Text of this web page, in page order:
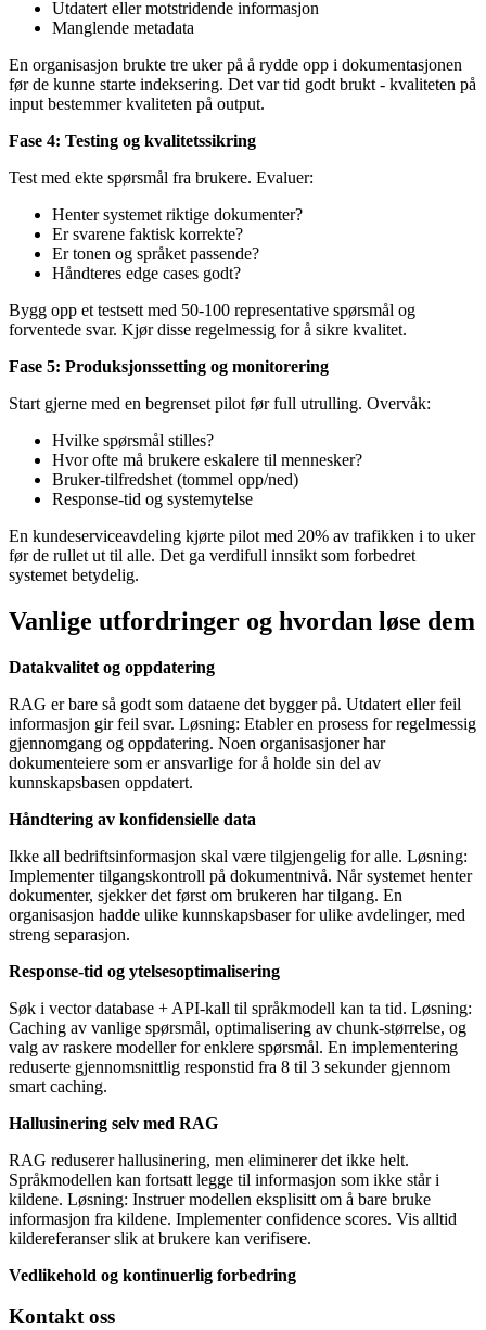
Utdatert eller motstridende informasjon
Manglende metadata
En organisasjon brukte tre uker på å rydde opp i dokumentasjonen
før de kunne starte indeksering. Det var tid godt brukt - kvaliteten på
input bestemmer kvaliteten på output.
Fase 4: Testing og kvalitetssikring
Test med ekte spørsmål fra brukere. Evaluer:
Henter systemet riktige dokumenter?
Er svarene faktisk korrekte?
Er tonen og språket passende?
Håndteres edge cases godt?
Bygg opp et testsett med 50-100 representative spørsmål og
forventede svar. Kjør disse regelmessig for å sikre kvalitet.
Fase 5: Produksjonssetting og monitorering
Start gjerne med en begrenset pilot før full utrulling. Overvåk:
Hvilke spørsmål stilles?
Hvor ofte må brukere eskalere til mennesker?
Bruker-tilfredshet (tommel opp/ned)
Response-tid og systemytelse
En kundeserviceavdeling kjørte pilot med 20% av trafikken i to uker
før de rullet ut til alle. Det ga verdifull innsikt som forbedret
systemet betydelig.
Vanlige utfordringer og hvordan løse dem
Datakvalitet og oppdatering
RAG er bare så godt som dataene det bygger på. Utdatert eller feil
informasjon gir feil svar. Løsning: Etabler en prosess for regelmessig
gjennomgang og oppdatering. Noen organisasjoner har
dokumenteiere som er ansvarlige for å holde sin del av
kunnskapsbasen oppdatert.
Håndtering av konfidensielle data
Ikke all bedriftsinformasjon skal være tilgjengelig for alle. Løsning:
Implementer tilgangskontroll på dokumentnivå. Når systemet henter
dokumenter, sjekker det først om brukeren har tilgang. En
organisasjon hadde ulike kunnskapsbaser for ulike avdelinger, med
streng separasjon.
Response-tid og ytelsesoptimalisering
Søk i vector database + API-kall til språkmodell kan ta tid. Løsning:
Caching av vanlige spørsmål, optimalisering av chunk-størrelse, og
valg av raskere modeller for enklere spørsmål. En implementering
reduserte gjennomsnittlig responstid fra 8 til 3 sekunder gjennom
smart caching.
Hallusinering selv med RAG
RAG reduserer hallusinering, men eliminerer det ikke helt.
Språkmodellen kan fortsatt legge til informasjon som ikke står i
kildene. Løsning: Instruer modellen eksplisitt om å bare bruke
informasjon fra kildene. Implementer confidence scores. Vis alltid
kildereferanser slik at brukere kan verifisere.
Vedlikehold og kontinuerlig forbedring
Kontakt oss